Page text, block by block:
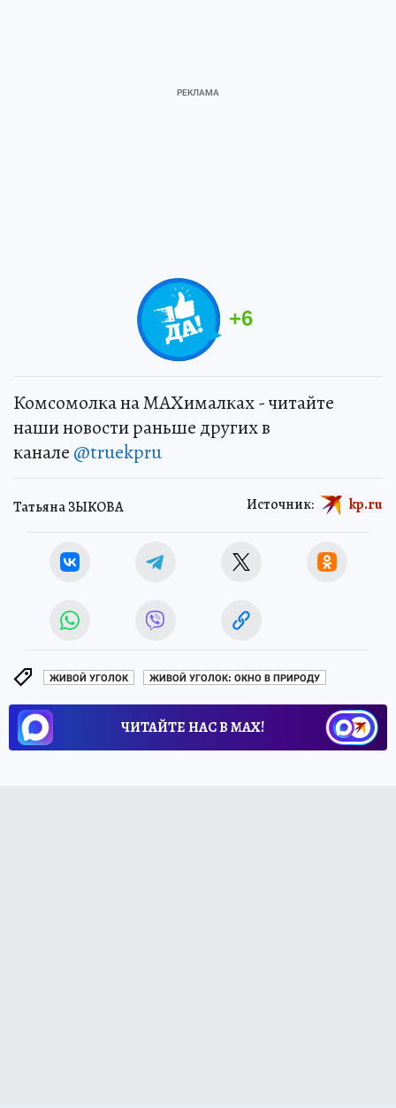
+6
Комсомолка на MAXималках - читайте
наши новости раньше других в
канале @truekpru
Татьяна ЗЫКОВА Источник: kp.ru
ЖИВОЙ УГОЛОК ЖИВОЙ УГОЛОК: ОКНО В ПРИРОДУ
ЧИТАЙТЕ НАС В МАХ!